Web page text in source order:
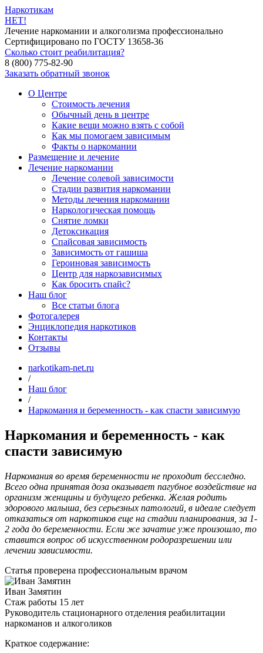
Наркотикам
НЕТ!
Лечение наркомании и алкоголизма профессионально
Сертифицировано по ГОСТУ 13658-36
Сколько стоит реабилитация?
8 (800) 775-82-90
Заказать обратный звонок
О Центре
Стоимость лечения
Обычный день в центре
Какие вещи можно взять с собой
Как мы помогаем зависимым
Факты о наркомании
Размещение и лечение
Лечение наркомании
Лечение солевой зависимости
Стадии развития наркомании
Методы лечения наркомании
Наркологическая помощь
Снятие ломки
Детоксикация
Спайсовая зависимость
Зависимость от гашиша
Героиновая зависимость
Центр для наркозависимых
Как бросить спайс?
Наш блог
Все статьи блога
Фотогалерея
Энциклопедия наркотиков
Контакты
Отзывы
narkotikam-net.ru
/
Наш блог
/
Наркомания и беременность - как спасти зависимую
Наркомания и беременность - как
спасти зависимую
Наркомания во время беременности не проходит бесследно.
Всего одна принятая доза оказывает пагубное воздействие на
организм женщины и будущего ребенка. Желая родить
здорового малыша, без серьезных патологий, в идеале следует
отказаться от наркотиков еще на стадии планирования, за 1-
2 года до беременности. Если же зачатие уже произошло, то
ставится вопрос об искусственном родоразрешении или
лечении зависимости.
Статья проверена профессиональным врачом
Иван Замятин
Стаж работы 15 лет
Руководитель стационарного отделения реабилитации
наркоманов и алкоголиков
Краткое содержание: